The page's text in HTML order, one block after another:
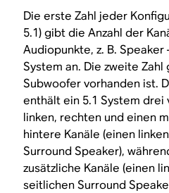
Die erste Zahl jeder
5.1) gibt die Anzahl der
Audiopunkte, z. B. Speaker
System an. Die zweite
Subwoofer vorhanden ist.
enthält ein 5.1 System drei
linken, rechten und einen
hintere Kanäle (einen
Surround Speaker),
zusätzliche Kanäle (einen
seitlichen Surround